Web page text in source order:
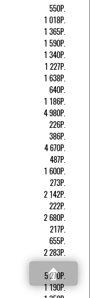
550Р.
1 018Р.
1 365Р.
1 590Р.
1 340Р.
1 227Р.
1 638Р.
640Р.
1 186Р.
4 980Р.
226Р.
386Р.
4 670Р.
487Р.
1 600Р.
273Р.
2 142Р.
222Р.
2 680Р.
217Р.
655Р.
2 283Р.
5 270Р.
1 190Р.